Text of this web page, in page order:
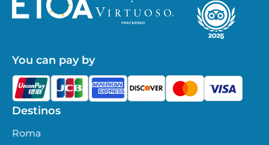
Destinos
Roma
You can pay by